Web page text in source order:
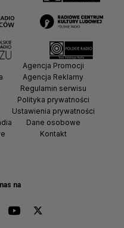
na
Agencja Promocji
Agencja Reklamy
Regulamin serwisu
Polityka prywatności
Ustawienia prywatności
Dane osobowe
Kontakt